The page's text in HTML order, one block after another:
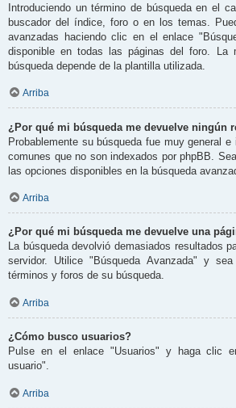
Introduciendo un término de búsqueda en el
buscador del índice, foro o en los temas.
avanzadas haciendo clic en el enlace
disponible en todas las páginas del foro. La
búsqueda depende de la plantilla utilizada.
Arriba
¿Por qué mi búsqueda me devuelve ningún
Probablemente su búsqueda fue muy general
comunes que no son indexados por phpBB.
las opciones disponibles en la búsqueda
Arriba
¿Por qué mi búsqueda me devuelve una
La búsqueda devolvió demasiados resultados
servidor. Utilice "Búsqueda Avanzada" y
términos y foros de su búsqueda.
Arriba
¿Cómo busco usuarios?
Pulse en el enlace "Usuarios" y haga clic
usuario".
Arriba